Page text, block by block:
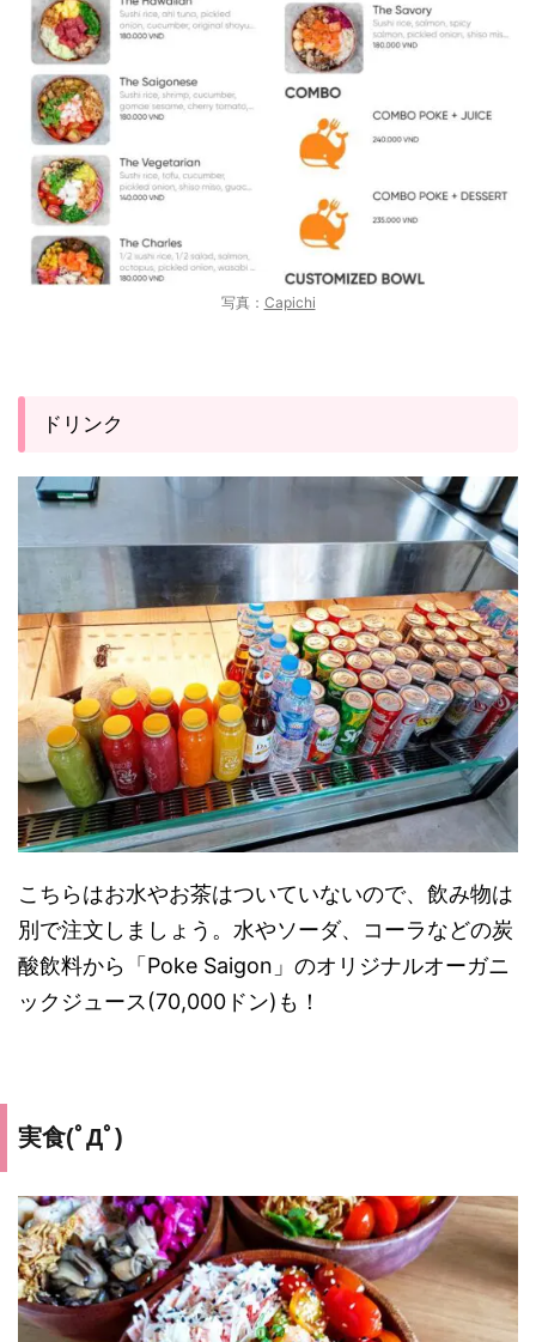
写真： Capichi
ドリンク
こちらはお水やお茶はついていないので、飲み物は
別で注文しましょう。水やソーダ、コーラなどの炭
酸飲料から「Poke Saigon」のオリジナルオーガニ
ックジュース(70,000ドン)も！
実食(ﾟДﾟ)